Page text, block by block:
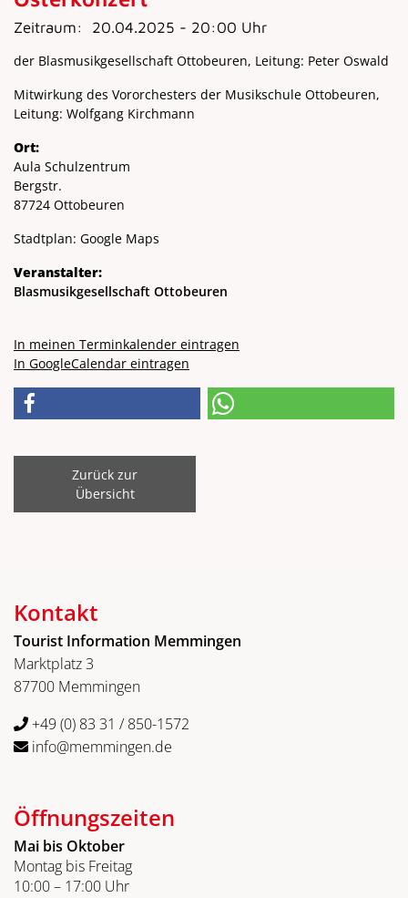
Zeitraum: 20.04.2025 - 20:00 Uhr
der Blasmusikgesellschaft Ottobeuren, Leitung: Peter Oswald
Mitwirkung des Vororchesters der Musikschule Ottobeuren,
Leitung: Wolfgang Kirchmann
Ort:
Aula Schulzentrum
Bergstr.
87724 Ottobeuren
Stadtplan: Google Maps
Veranstalter:
Blasmusikgesellschaft Ottobeuren
In meinen Terminkalender eintragen
In GoogleCalendar eintragen
Zurück zur
Übersicht
Kontakt
Tourist Information Memmingen
Marktplatz 3
87700 Memmingen
+49 (0) 83 31 / 850-1572
info@memmingen.de
Öffnungszeiten
Mai bis Oktober
Montag bis Freitag
10:00 – 17:00 Uhr